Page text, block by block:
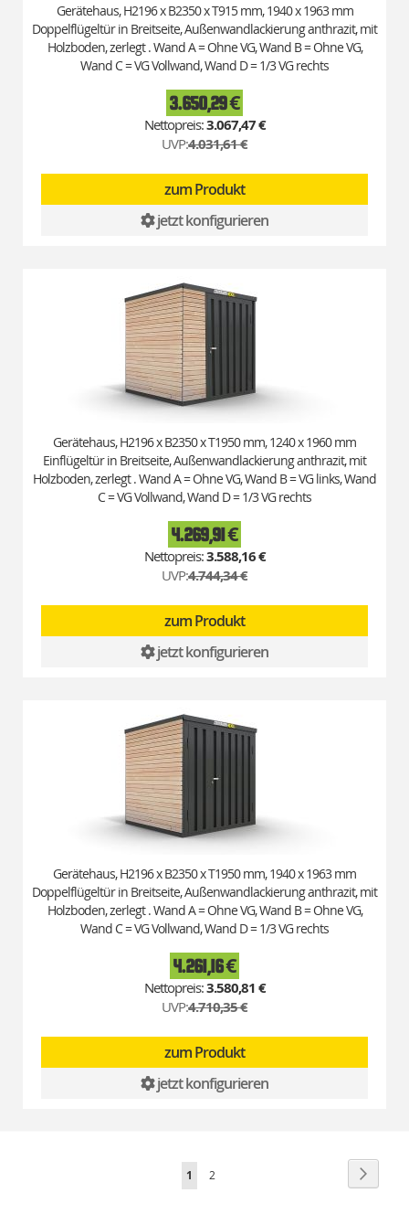
Gerätehaus, H2196 x B2350 x T915 mm, 1940 x 1963 mm
Doppelflügeltür in Breitseite, Außenwandlackierung anthrazit, mit
Holzboden, zerlegt . Wand A = Ohne VG, Wand B = Ohne VG,
Wand C = VG Vollwand, Wand D = 1/3 VG rechts
Special
Price
3.650,29 €
3.067,47 €
UVP:4.031,61 €
zum Produkt
jetzt konfigurieren
Gerätehaus, H2196 x B2350 x T1950 mm, 1240 x 1960 mm
Einflügeltür in Breitseite, Außenwandlackierung anthrazit, mit
Holzboden, zerlegt . Wand A = Ohne VG, Wand B = VG links, Wand
C = VG Vollwand, Wand D = 1/3 VG rechts
Special
Price
4.269,91 €
3.588,16 €
UVP:4.744,34 €
zum Produkt
jetzt konfigurieren
Gerätehaus, H2196 x B2350 x T1950 mm, 1940 x 1963 mm
Doppelflügeltür in Breitseite, Außenwandlackierung anthrazit, mit
Holzboden, zerlegt . Wand A = Ohne VG, Wand B = Ohne VG,
Wand C = VG Vollwand, Wand D = 1/3 VG rechts
Special
Price
4.261,16 €
3.580,81 €
UVP:4.710,35 €
zum Produkt
jetzt konfigurieren
Sie
1 Seite
2